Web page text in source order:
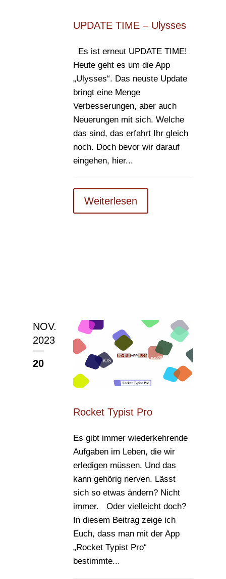
UPDATE TIME – Ulysses
Es ist erneut UPDATE TIME!
Heute geht es um die App
„Ulysses“. Das neuste Update
bringt eine Menge
Verbesserungen, aber auch
Neuerungen mit sich. Welche
das sind, das erfahrt Ihr gleich
noch. Doch bevor wir darauf
eingehen, hier...
Weiterlesen
NOV.
2023
20
Rocket Typist Pro
Es gibt immer wiederkehrende
Aufgaben im Leben, die wir
erledigen müssen. Und das
kann gehörig nerven. Lässt
sich so etwas ändern? Nicht
immer. Oder vielleicht doch?
In diesem Beitrag zeige ich
Euch, dass man mit der App
„Rocket Typist Pro“
bestimmte...